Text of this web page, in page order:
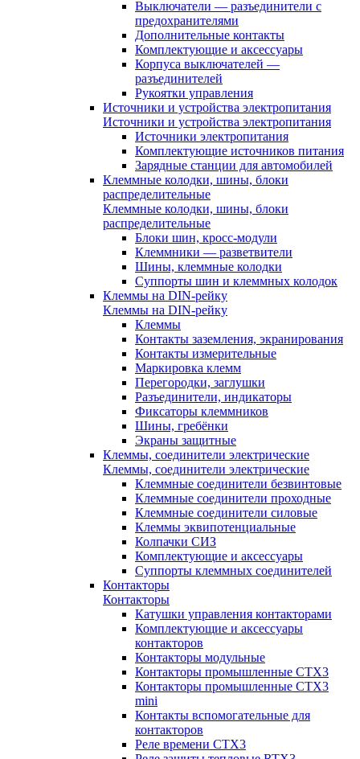
Выключатели — разъединители с
предохранителями
Дополнительные контакты
Комплектующие и аксессуары
Корпуса выключателей —
разъединителей
Рукоятки управления
Источники и устройства электропитания
Источники и устройства электропитания
Источники электропитания
Комплектующие источников питания
Зарядные станции для автомобилей
Клеммные колодки, шины, блоки
распределительные
Клеммные колодки, шины, блоки
распределительные
Блоки шин, кросс-модули
Клеммники — разветвители
Шины, клеммные колодки
Суппорты шин и клеммных колодок
Клеммы на DIN-рейку
Клеммы на DIN-рейку
Клеммы
Контакты заземления, экранирования
Контакты измерительные
Маркировка клемм
Перегородки, заглушки
Разъединители, индикаторы
Фиксаторы клеммников
Шины, гребёнки
Экраны защитные
Клеммы, соединители электрические
Клеммы, соединители электрические
Клеммные соединители безвинтовые
Клеммные соединители проходные
Клеммные соединители силовые
Клеммы эквипотенциальные
Колпачки СИЗ
Комплектующие и аксессуары
Суппорты клеммных соединителей
Контакторы
Контакторы
Катушки управления контакторами
Комплектующие и аксессуары
контакторов
Контакторы модульные
Контакторы промышленные CTX3
Контакторы промышленные CTX3
mini
Контакты вспомогательные для
контакторов
Реле времени CTX3